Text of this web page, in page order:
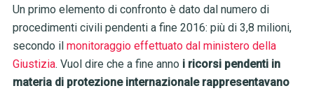
Un primo elemento di confronto è dato dal numero di
procedimenti civili pendenti a fine 2016: più di 3,8 milioni,
secondo il monitoraggio effettuato dal ministero della
Giustizia. Vuol dire che a fine anno i ricorsi pendenti in
materia di protezione internazionale rappresentavano